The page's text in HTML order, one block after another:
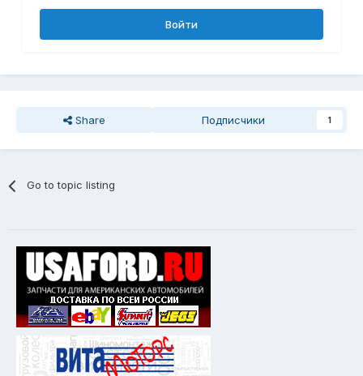
Войти
Share Подписчики 1
Go to topic listing